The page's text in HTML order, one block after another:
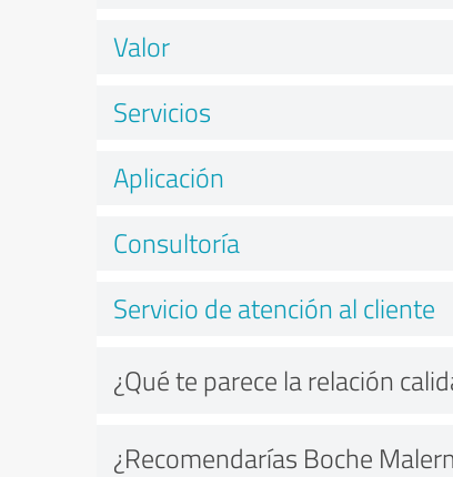
Valor
Servicios
Aplicación
Consultoría
Servicio de atención al cliente
¿Qué te parece la relación
¿Recomendarías Boche